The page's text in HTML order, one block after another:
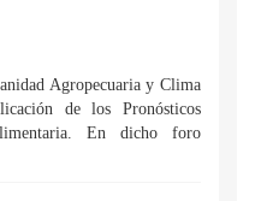
Agropecuaria y Clima
de los Pronósticos
En dicho foro